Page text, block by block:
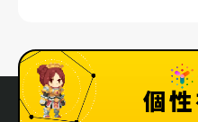
個